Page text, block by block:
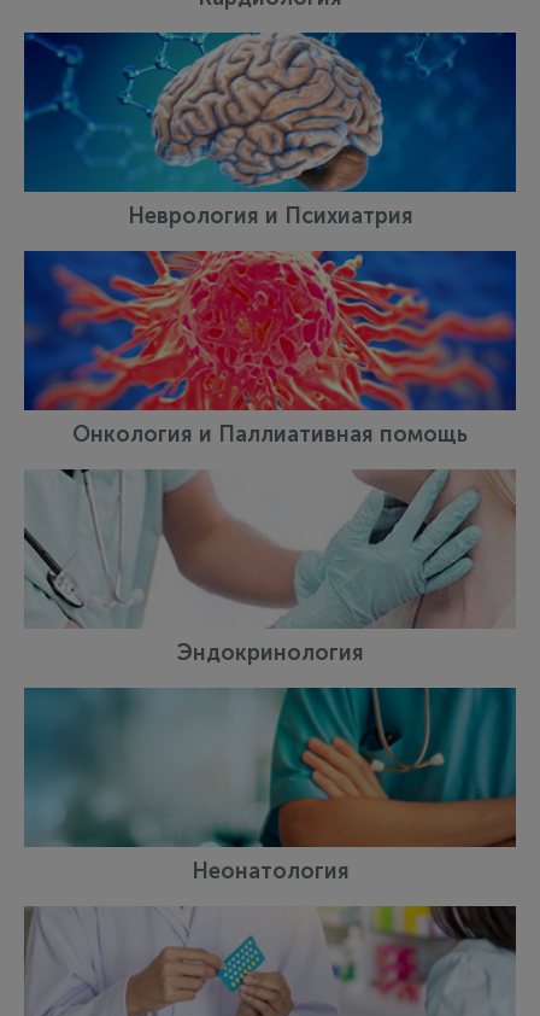
Неврология и Психиатрия
Онкология и Паллиативная помощь
Эндокринология
Неонатология